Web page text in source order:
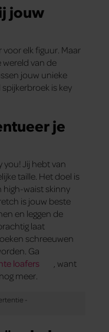
jouw
elk figuur. Maar
wereld van de
jouw unieke
is key
je
you! Jij hebt van
taille. Het doel is
high-waist skinny
is jouw beste
en leggen de
laat
schreeuwen
Ga
loafers
, want
meer.